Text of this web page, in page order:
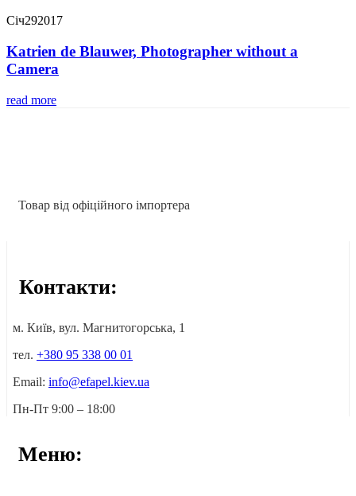
Січ292017
Katrien de Blauwer, Photographer without a
Camera
read more
Товар від офіційного імпортера
Контакти:
м. Київ, вул. Магнитогорська, 1
тел. +380 95 338 00 01
Email: info@efapel.kiev.ua
Пн-Пт 9:00 – 18:00
Меню: